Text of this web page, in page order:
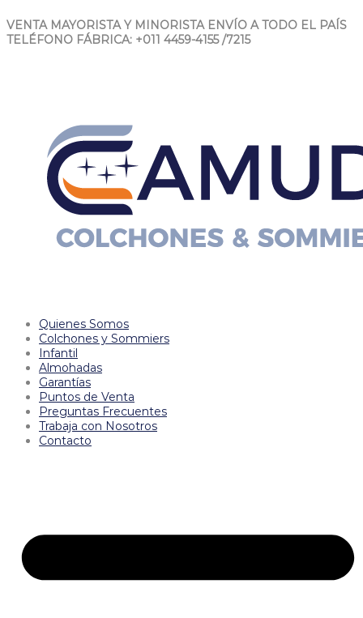
VENTA MAYORISTA Y MINORISTA ENVÍO A TODO EL PAÍS
TELÉFONO FÁBRICA: +011 4459-4155 /7215
Quienes Somos
Colchones y Sommiers
Infantil
Almohadas
Garantías
Puntos de Venta
Preguntas Frecuentes
Trabaja con Nosotros
Contacto